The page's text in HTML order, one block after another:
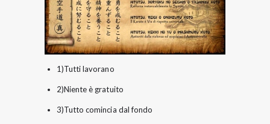
1)Tutti lavorano
2)Niente è gratuito
3)Tutto comincia dal fondo